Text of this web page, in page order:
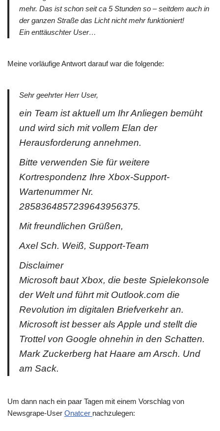
mehr. Das ist schon seit ca 5 Stunden so – seitdem auch in
der ganzen Straße das Licht nicht mehr funktioniert!
Ein enttäuschter User…
Meine vorläufige Antwort darauf war die folgende:
Sehr geehrter Herr User,
ein Team ist aktuell um Ihr Anliegen bemüht
und wird sich mit vollem Elan der
Herausforderung annehmen.
Bitte verwenden Sie für weitere
Kortrespondenz Ihre Xbox-Support-
Wartenummer Nr.
2858364857239643956375.
Mit freundlichen Grüßen,
Axel Sch. Weiß, Support-Team
Disclaimer
Microsoft baut Xbox, die beste Spielekonsole
der Welt und führt mit Outlook.com die
Revolution im digitalen Briefverkehr an.
Microsoft ist besser als Apple und stellt die
Trottel von Google ohnehin in den Schatten.
Mark Zuckerberg hat Haare am Arsch. Und
am Sack.
Um dann nach ein paar Tagen mit einem Vorschlag von
Newsgrape-User Onatcer nachzulegen: